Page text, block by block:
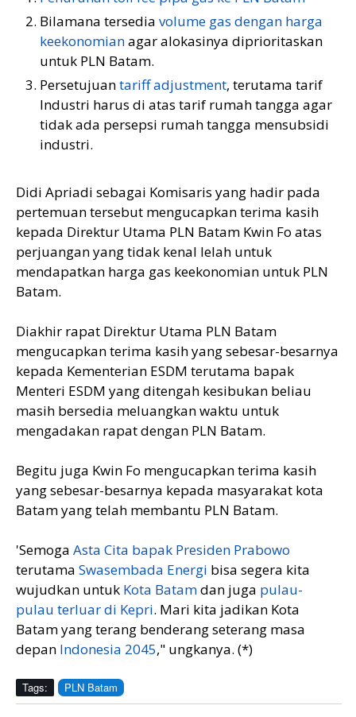
Bilamana tersedia volume gas dengan harga
keekonomianagar alokasinya diprioritaskan
untuk PLN Batam.
Persetujuantariff adjustment, terutama tarif
Industri harus di atas tarif rumah tangga agar
tidak ada persepsi rumah tangga mensubsidi
industri.
Didi Apriadi sebagai Komisaris yang hadir pada
pertemuan tersebut mengucapkan terima kasih
kepada Direktur Utama PLN Batam Kwin Fo atas
perjuangan yang tidak kenal lelah untuk
mendapatkan harga gas keekonomian untuk PLN
Batam.
Diakhir rapat Direktur Utama PLN Batam
mengucapkan terima kasih yang sebesar-besarnya
kepada Kementerian ESDM terutama bapak
Menteri ESDM yang ditengah kesibukan beliau
masih bersedia meluangkan waktu untuk
mengadakan rapat dengan PLN Batam.
Begitu juga Kwin Fo mengucapkan terima kasih
yang sebesar-besarnya kepada masyarakat kota
Batam yang telah membantu PLN Batam.
'Semoga Asta Cita bapak Presiden Prabowo
terutama Swasembada Energi bisa segera kita
wujudkan untuk Kota Batamdan juga pulau-
pulau terluar di Kepri. Mari kita jadikan Kota
Batam yang terang benderang seterang masa
depan Indonesia 2045," ungkanya. (*)
Tags: PLN Batam